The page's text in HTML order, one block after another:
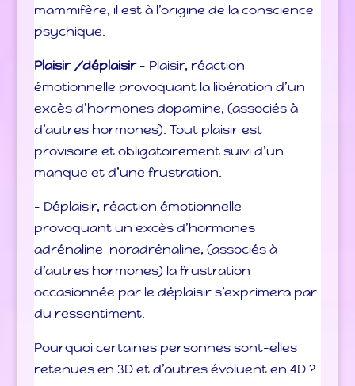
mammifère, il est à l’origine de la conscience
psychique.
Plaisir /déplaisir– Plaisir, réaction
émotionnelle provoquant la libération d’un
excès d’hormones dopamine, (associés à
d’autres hormones). Tout plaisir est
provisoire et obligatoirement suivi d’un
manque et d’une frustration.
– Déplaisir, réaction émotionnelle
provoquant un excès d’hormones
adrénaline-noradrénaline, (associés à
d’autres hormones) la frustration
occasionnée par le déplaisir s’exprimera par
du ressentiment.
Pourquoi certaines personnes sont-elles
retenues en 3D et d’autres évoluent en 4D ?